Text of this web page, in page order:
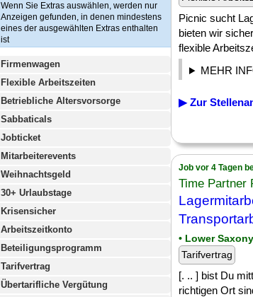
Wenn Sie Extras auswählen, werden nur
Anzeigen gefunden, in denen mindestens
eines der ausgewählten Extras enthalten
ist
Firmenwagen
Flexible Arbeitszeiten
Betriebliche Altersvorsorge
Sabbaticals
Jobticket
Mitarbeiterevents
Weihnachtsgeld
30+ Urlaubstage
Krisensicher
Arbeitszeitkonto
Beteiligungsprogramm
Tarifvertrag
Übertarifliche Vergütung
Picnic sucht
bieten wir
flexible
MEHR
▶ Zur
Job vor 4 Tagen
Time Partner
• Lower
Tarifvertrag
[. .. ] bist Du
richtigen Ort